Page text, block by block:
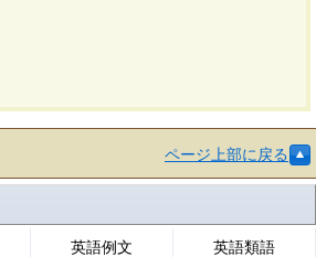
ページ上部に戻る
英語例文 英語類語